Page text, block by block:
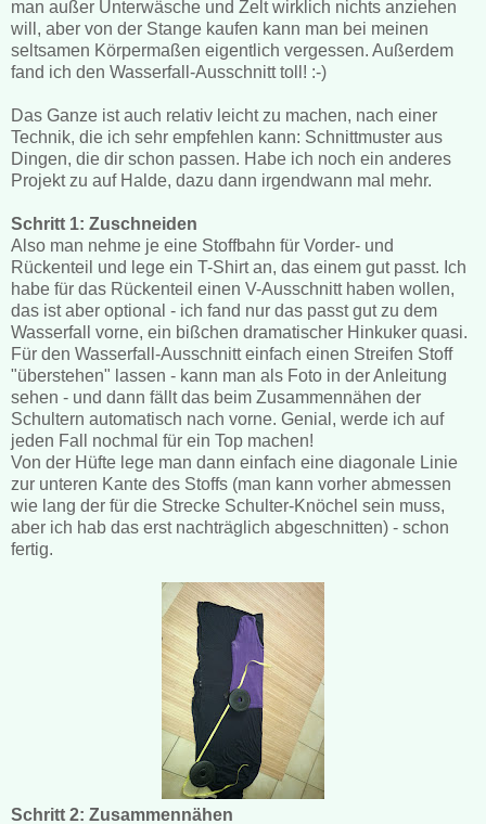
man außer Unterwäsche und Zelt wirklich nichts anziehen
will, aber von der Stange kaufen kann man bei meinen
seltsamen Körpermaßen eigentlich vergessen. Außerdem
fand ich den Wasserfall-Ausschnitt toll! :-)
Das Ganze ist auch relativ leicht zu machen, nach einer
Technik, die ich sehr empfehlen kann: Schnittmuster aus
Dingen, die dir schon passen. Habe ich noch ein anderes
Projekt zu auf Halde, dazu dann irgendwann mal mehr.
Schritt 1: Zuschneiden
Also man nehme je eine Stoffbahn für Vorder- und
Rückenteil und lege ein T-Shirt an, das einem gut passt. Ich
habe für das Rückenteil einen V-Ausschnitt haben wollen,
das ist aber optional - ich fand nur das passt gut zu dem
Wasserfall vorne, ein bißchen dramatischer Hinkuker quasi.
Für den Wasserfall-Ausschnitt einfach einen Streifen Stoff
"überstehen" lassen - kann man als Foto in der Anleitung
sehen - und dann fällt das beim Zusammennähen der
Schultern automatisch nach vorne. Genial, werde ich auf
jeden Fall nochmal für ein Top machen!
Von der Hüfte lege man dann einfach eine diagonale Linie
zur unteren Kante des Stoffs (man kann vorher abmessen
wie lang der für die Strecke Schulter-Knöchel sein muss,
aber ich hab das erst nachträglich abgeschnitten) - schon
fertig.
Schritt 2: Zusammennähen